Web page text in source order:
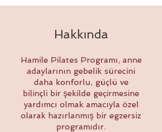
Hakkında
Hamile Pilates Programı, anne
adaylarının gebelik sürecini
daha konforlu, güçlü ve
bilinçli bir şekilde geçirmesine
yardımcı olmak amacıyla özel
olarak hazırlanmış bir egzersiz
programıdır.